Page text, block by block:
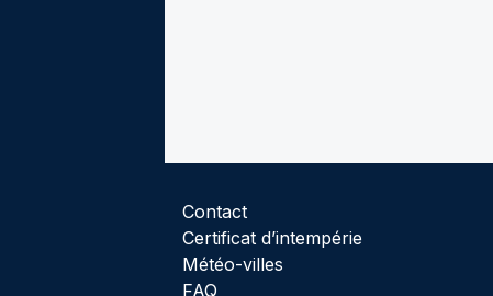
Contact
Certificat d’intempérie
Météo-villes
FAQ